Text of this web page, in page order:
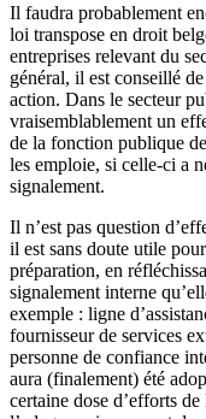
Il faudra probablement
loi transpose en droit
entreprises relevant du
général, il est conseillé
action. Dans le secteur
vraisemblablement un
de la fonction publique
les emploie, si celle-ci a
signalement.
Il n’est pas question
il est sans doute utile
préparation, en
signalement interne
exemple : ligne
fournisseur de services
personne de confiance
aura (finalement) été
certaine dose d’efforts